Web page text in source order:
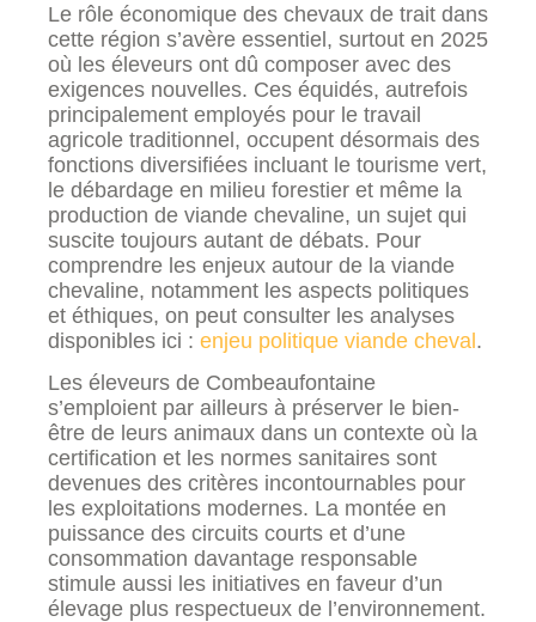
Le rôle économique des chevaux de trait dans
cette région s’avère essentiel, surtout en 2025
où les éleveurs ont dû composer avec des
exigences nouvelles. Ces équidés, autrefois
principalement employés pour le travail
agricole traditionnel, occupent désormais des
fonctions diversifiées incluant le tourisme vert,
le débardage en milieu forestier et même la
production de viande chevaline, un sujet qui
suscite toujours autant de débats. Pour
comprendre les enjeux autour de la viande
chevaline, notamment les aspects politiques
et éthiques, on peut consulter les analyses
disponibles ici : enjeu politique viande cheval.
Les éleveurs de Combeaufontaine
s’emploient par ailleurs à préserver le bien-
être de leurs animaux dans un contexte où la
certification et les normes sanitaires sont
devenues des critères incontournables pour
les exploitations modernes. La montée en
puissance des circuits courts et d’une
consommation davantage responsable
stimule aussi les initiatives en faveur d’un
élevage plus respectueux de l’environnement.